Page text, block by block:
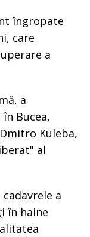
îngropate
care
a
a
Bucea,
Kuleba,
al
a
în haine